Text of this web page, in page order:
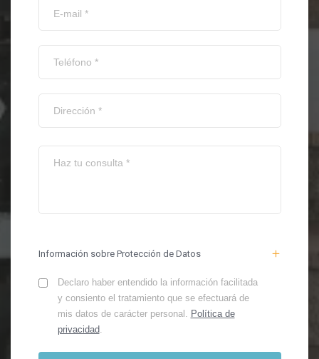
Información sobre Protección de Datos
Declaro haber entendido la información facilitada
y consiento el tratamiento que se efectuará de
mis datos de carácter personal. Política de
privacidad.